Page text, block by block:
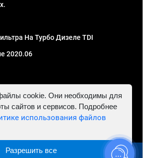
На Турбо Дизеле TDI
2020.06
Павлович. ИНН 781302555843,
тюнинг в Ростове-на-Дону -
cookie. Они необходимы для
сайтов и сервисов. Подробнее
использования файлов
Разрешить все